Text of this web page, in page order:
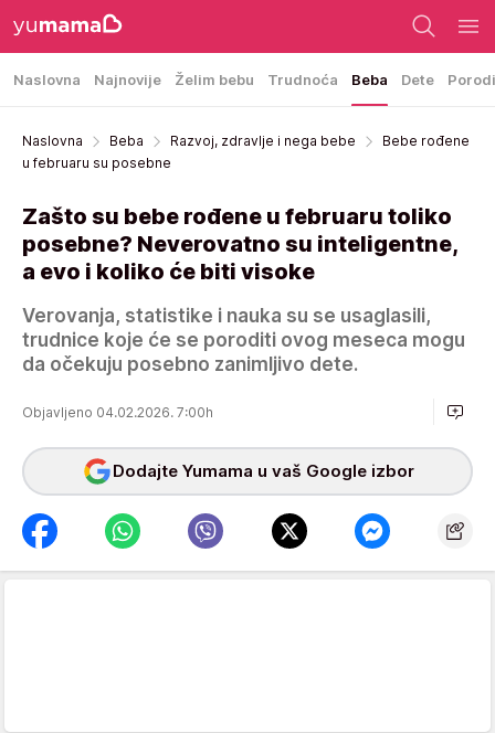
Naslovna Najnovije Želim bebu Trudnoća Beba Dete
Naslovna Beba Razvoj, zdravlje i nega bebe
Bebe rođene
u februaru su posebne
Zašto su bebe rođene u februaru toliko
posebne? Neverovatno su inteligentne,
a evo i koliko će biti visoke
Verovanja, statistike i nauka su se usaglasili,
trudnice koje će se poroditi ovog meseca mogu
da očekuju posebno zanimljivo dete.
Objavljeno 04.02.2026. 7:00h
Dodajte Yumama u vaš Google izbor